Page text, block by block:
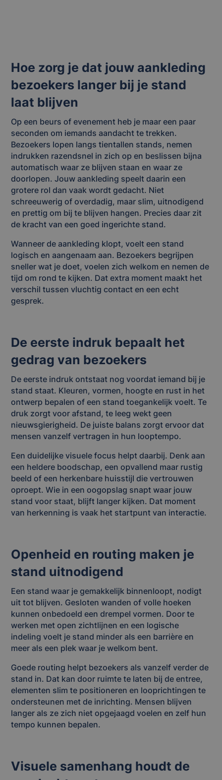
Hoe zorg je dat jouw aankleding
bezoekers langer bij je stand
laat blijven
Op een beurs of evenement heb je maar een paar
seconden om iemands aandacht te trekken.
Bezoekers lopen langs tientallen stands, nemen
indrukken razendsnel in zich op en beslissen bijna
automatisch waar ze blijven staan en waar ze
doorlopen. Jouw aankleding speelt daarin een
grotere rol dan vaak wordt gedacht. Niet
schreeuwerig of overdadig, maar slim, uitnodigend
en prettig om bij te blijven hangen. Precies daar zit
de kracht van een goed ingerichte stand.
Wanneer de aankleding klopt, voelt een stand
logisch en aangenaam aan. Bezoekers begrijpen
sneller wat je doet, voelen zich welkom en nemen de
tijd om rond te kijken. Dat extra moment maakt het
verschil tussen vluchtig contact en een echt
gesprek.
De eerste indruk bepaalt het
gedrag van bezoekers
De eerste indruk ontstaat nog voordat iemand bij je
stand staat. Kleuren, vormen, hoogte en rust in het
ontwerp bepalen of een stand toegankelijk voelt. Te
druk zorgt voor afstand, te leeg wekt geen
nieuwsgierigheid. De juiste balans zorgt ervoor dat
mensen vanzelf vertragen in hun looptempo.
Een duidelijke visuele focus helpt daarbij. Denk aan
een heldere boodschap, een opvallend maar rustig
beeld of een herkenbare huisstijl die vertrouwen
oproept. Wie in een oogopslag snapt waar jouw
stand voor staat, blijft langer kijken. Dat moment
van herkenning is vaak het startpunt van interactie.
Openheid en routing maken je
stand uitnodigend
Een stand waar je gemakkelijk binnenloopt, nodigt
uit tot blijven. Gesloten wanden of volle hoeken
kunnen onbedoeld een drempel vormen. Door te
werken met open zichtlijnen en een logische
indeling voelt je stand minder als een barrière en
meer als een plek waar je welkom bent.
Goede routing helpt bezoekers als vanzelf verder de
stand in. Dat kan door ruimte te laten bij de entree,
elementen slim te positioneren en looprichtingen te
ondersteunen met de inrichting. Mensen blijven
langer als ze zich niet opgejaagd voelen en zelf hun
tempo kunnen bepalen.
Visuele samenhang houdt de